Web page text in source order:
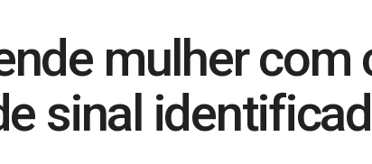
mulher com
sinal